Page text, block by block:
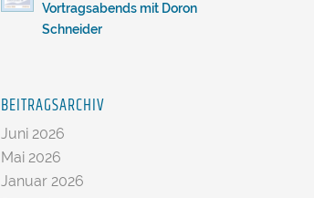
Vortragsabends mit Doron
Schneider
BEITRAGSARCHIV
Juni 2026
Mai 2026
Januar 2026